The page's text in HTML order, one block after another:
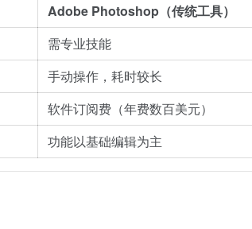
Adobe Photoshop（传统工具）
需专业技能
手动操作，耗时较长
软件订阅费（年费数百美元）
功能以基础编辑为主